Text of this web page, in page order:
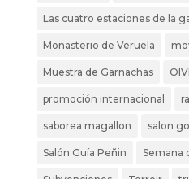
Las cuatro estaciones de la
Monasterio de Veruela
Muestra de Garnachas
promoción internacional
saborea magallon salon
Salón Guía Peñin Semana